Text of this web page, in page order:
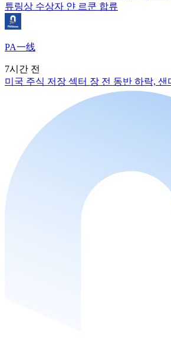
튜링상 수상자 얀 르쿤 합류
PA一线
7시간 전
미국 주식 저장 섹터 장 전 동반 하락, 샌